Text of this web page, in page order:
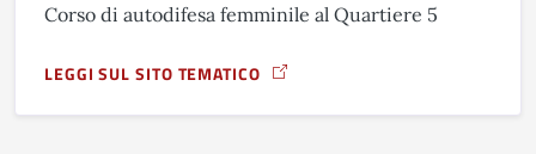
Corso di autodifesa femminile al Quartiere 5
LEGGI SUL SITO TEMATICO
A PROPOSITO DI NO IS NO!